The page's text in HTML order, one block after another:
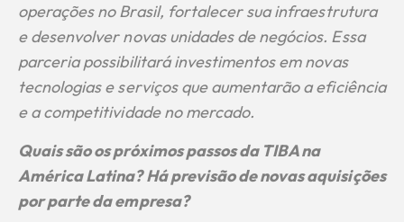
operações no Brasil, fortalecer sua infraestrutura
e desenvolver novas unidades de negócios. Essa
parceria possibilitará investimentos em novas
tecnologias e serviços que aumentarão a eficiência
e a competitividade no mercado.
Quais são os próximos passos da TIBA na
América Latina? Há previsão de novas aquisições
por parte da empresa?